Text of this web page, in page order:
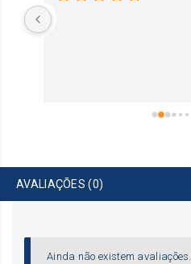
AVALIAÇÕES (0)
Ainda não existem avaliações.